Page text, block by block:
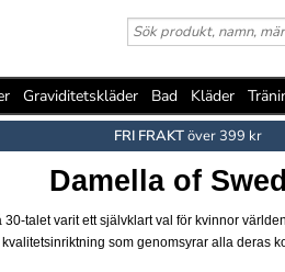
Graviditetskläder Bad Kläder
FRI FRAKTöver 399 kr
Damella of
talet varit ett självklart val för kvinnor
som genomsyrar alla deras